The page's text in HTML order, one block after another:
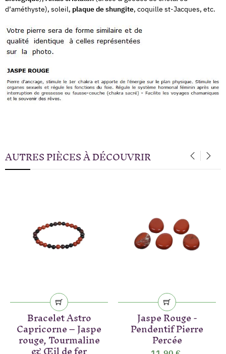
d’améthyste), soleil, plaque de shungite, coquille st-Jacques, etc.
AUTRES PIÈCES À DÉCOUVRIR
Bracelet Astro
Capricorne – Jaspe
rouge, Tourmaline
Jaspe Rouge -
Pendentif Pierre
Percée